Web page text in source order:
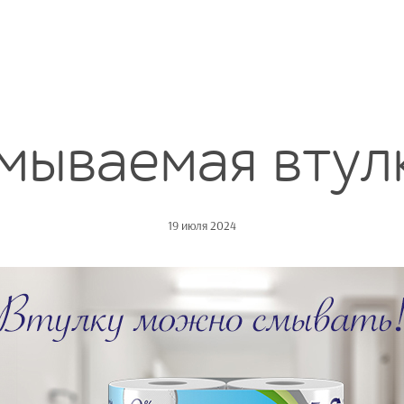
19 июля 2024